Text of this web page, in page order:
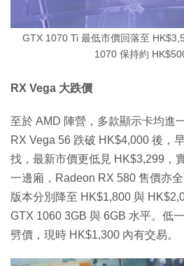
GTX 1070 Ti 最低市價回落至
1070 保持約
RX Vega 大跌價
至於 AMD 陣營，多款顯示卡均進
RX Vega 56 跌破 HK$4,000 後，
找，最新市價更低見 HK$3,299，
一邊廂，Radeon RX 580 售價亦
版本分別降至 HK$1,800 與
GTX 1060 3GB 與 6GB 水平。低
劈價，現時 HK$1,300 內有交易。